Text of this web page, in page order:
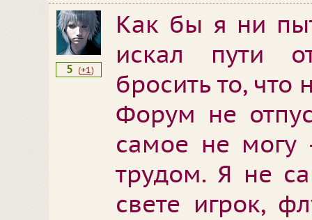
5 (+1)
Как бы я ни
искал пути
бросить то, что
Форум не
самое не могу
трудом. Я не
свете игрок,